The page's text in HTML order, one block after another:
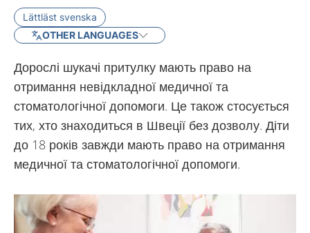
Lättläst svenska
OTHER LANGUAGES
Дорослі шукачі притулку мають право на
отримання невідкладної медичної та
стоматологічної допомоги. Це також стосується
тих, хто знаходиться в Швеції без дозволу. Діти
до 18 років завжди мають право на отримання
медичної та стоматологічної допомоги.